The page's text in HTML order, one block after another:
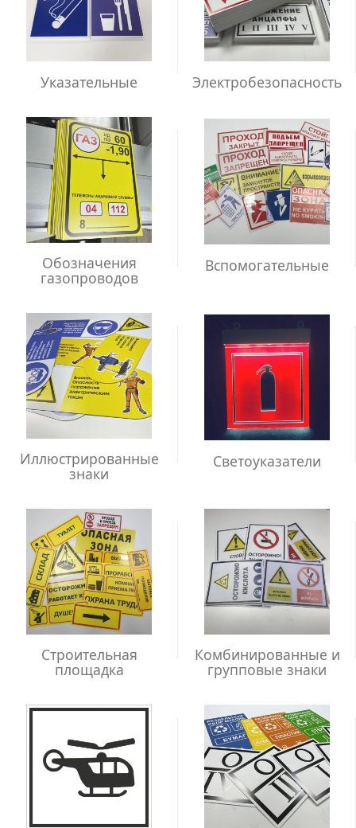
Указательные Электробезопасность
Обозначения
газопроводов
Вспомогательные
Иллюстрированные
знаки
Светоуказатели
Строительная
площадка
Комбинированные и
групповые знаки